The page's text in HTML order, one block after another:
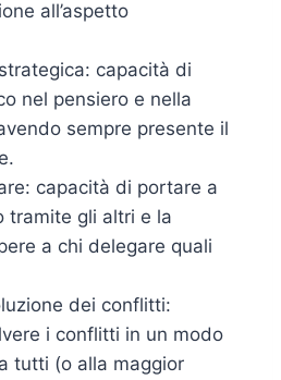
all’aspetto
capacità di
nel pensiero e nella
sempre presente il
capacità di portare a
tramite gli altri e la
a chi delegare quali
dei conflitti:
i conflitti in un modo
tutti (o alla maggior